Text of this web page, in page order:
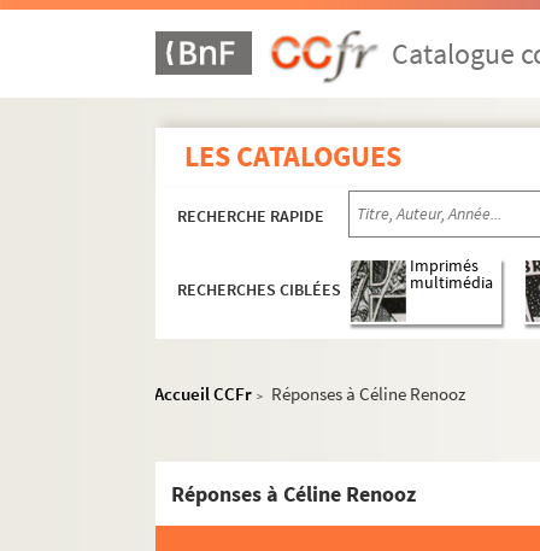
Catalogue
LES CATALOGUES
RECHERCHE RAPIDE
RECHERCHES CIBLÉES
Imprimés
multimédia
Accueil CCFr > Réponses à Céline Renooz
Réponses à Céline Renooz